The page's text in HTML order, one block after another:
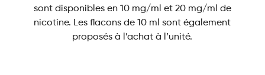
sont disponibles en 10 mg/ml et 20 mg/ml de
nicotine. Les flacons de 10 ml sont également
proposés à l’achat à l’unité.